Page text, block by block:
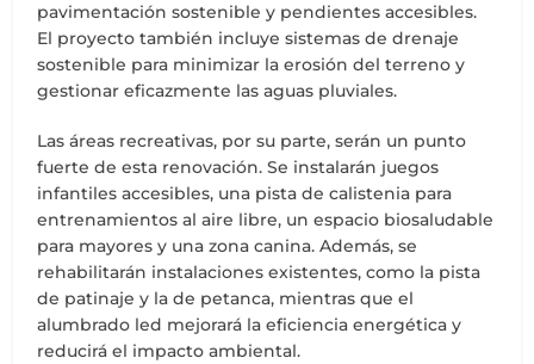
pavimentación sostenible y pendientes accesibles.
El proyecto también incluye sistemas de drenaje
sostenible para minimizar la erosión del terreno y
gestionar eficazmente las aguas pluviales.
Las áreas recreativas, por su parte, serán un punto
fuerte de esta renovación. Se instalarán juegos
infantiles accesibles, una pista de calistenia para
entrenamientos al aire libre, un espacio biosaludable
para mayores y una zona canina. Además, se
rehabilitarán instalaciones existentes, como la pista
de patinaje y la de petanca, mientras que el
alumbrado led mejorará la eficiencia energética y
reducirá el impacto ambiental.